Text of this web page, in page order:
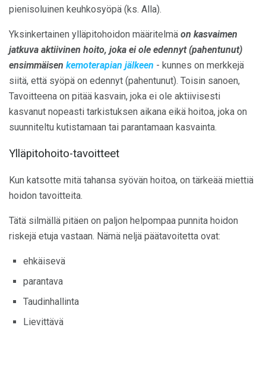
pienisoluinen keuhkosyöpä (ks. Alla).
Yksinkertainen ylläpitohoidon määritelmä on kasvaimen
jatkuva aktiivinen hoito, joka ei ole edennyt (pahentunut)
ensimmäisen kemoterapian jälkeen - kunnes on merkkejä
siitä, että syöpä on edennyt (pahentunut). Toisin sanoen,
Tavoitteena on pitää kasvain, joka ei ole aktiivisesti
kasvanut nopeasti tarkistuksen aikana eikä hoitoa, joka on
suunniteltu kutistamaan tai parantamaan kasvainta.
Ylläpitohoito-tavoitteet
Kun katsotte mitä tahansa syövän hoitoa, on tärkeää miettiä
hoidon tavoitteita.
Tätä silmällä pitäen on paljon helpompaa punnita hoidon
riskejä etuja vastaan. Nämä neljä päätavoitetta ovat:
ehkäisevä
parantava
Taudinhallinta
Lievittävä